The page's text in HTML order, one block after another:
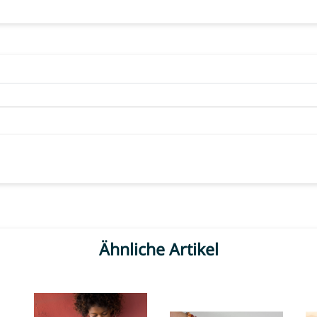
Ähnliche Artikel